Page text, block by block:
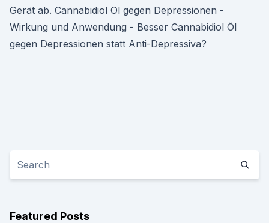
Gerät ab. Cannabidiol Öl gegen Depressionen -
Wirkung und Anwendung - Besser Cannabidiol Öl
gegen Depressionen statt Anti-Depressiva?
Featured Posts